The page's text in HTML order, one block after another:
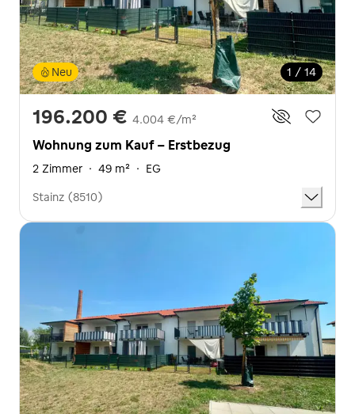
1 / 14
Neu
196.200 € 4.004 €/m²
Wohnung zum Kauf - Erstbezug
2 Zimmer · 49 m² · EG
Stainz (8510)